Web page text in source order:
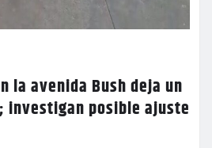
la avenida Bush deja un
investigan posible ajuste